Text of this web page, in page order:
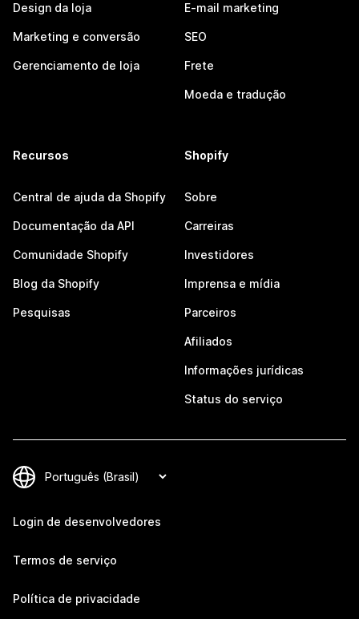
Design da loja
Marketing e conversão
Gerenciamento de loja
E-mail marketing
SEO
Frete
Moeda e tradução
Recursos
Central de ajuda da Shopify
Documentação da API
Comunidade Shopify
Blog da Shopify
Pesquisas
Shopify
Sobre
Carreiras
Investidores
Imprensa e mídia
Parceiros
Afiliados
Informações jurídicas
Status do serviço
Login de desenvolvedores
Termos de serviço
Política de privacidade